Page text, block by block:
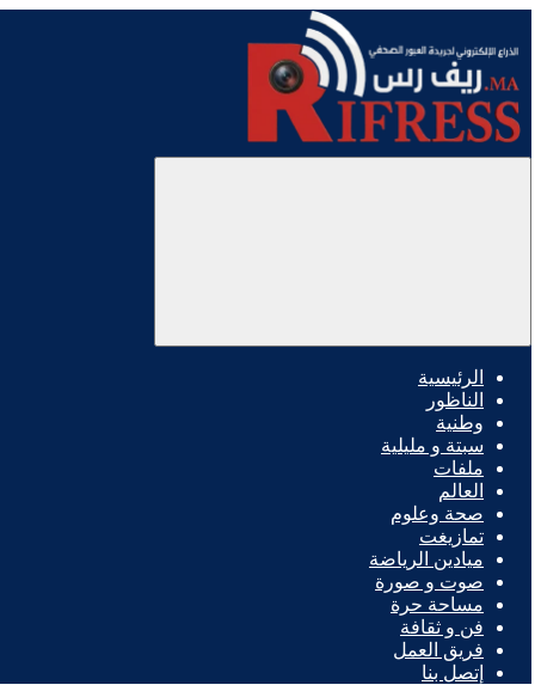
الرئيسية
الناظور
وطنية
سبتة و مليلية
ملفات
العالم
صحة وعلوم
تمازيغت
ميادين الرياضة
صوت و صورة
مساحة حرة
فن و ثقافة
فريق العمل
إتصل بنا